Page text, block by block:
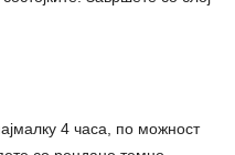
4 часа, по можност